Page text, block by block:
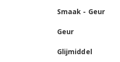
Smaak - Geur
Geur
Glijmiddel